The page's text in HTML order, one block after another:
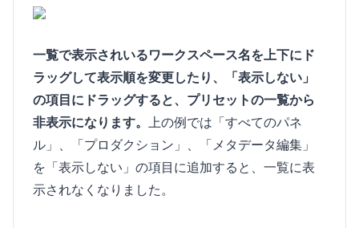
一覧で表示されいるワークスペース名を上下にド
ラッグして表示順を変更したり、「表示しない」
の項目にドラッグすると、プリセットの一覧から
非表示になります。 上の例では「すべてのパネ
ル」、「プロダクション」、「メタデータ編集」
を「表示しない」の項目に追加すると、一覧に表
示されなくなりました。